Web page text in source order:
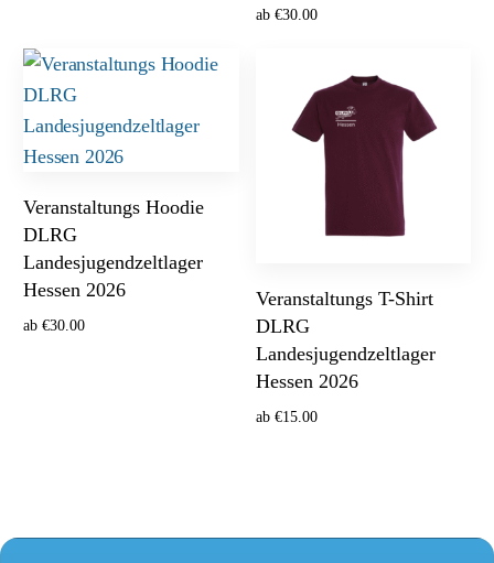
ab €30.00
Veranstaltungs Hoodie
DLRG
Landesjugendzeltlager
Hessen 2026
ab€30.00
Veranstaltungs T-Shirt
DLRG
Landesjugendzeltlager
Hessen 2026
ab €15.00